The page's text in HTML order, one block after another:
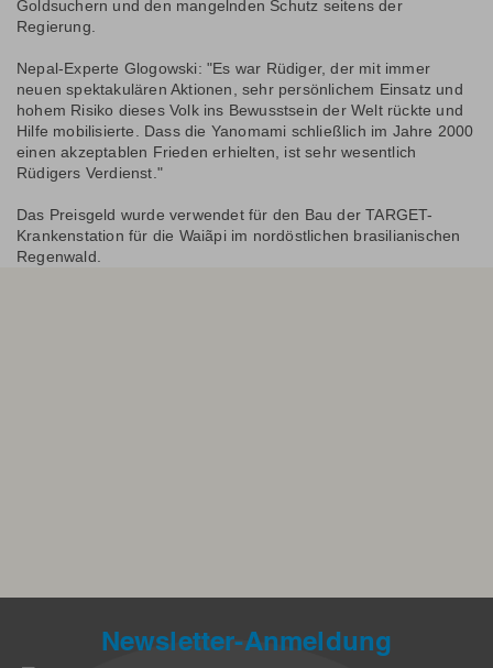
Goldsuchern und den mangelnden Schutz seitens der
Regierung.
Nepal-Experte Glogowski: "Es war Rüdiger, der mit immer
neuen spektakulären Aktionen, sehr persönlichem Einsatz und
hohem Risiko dieses Volk ins Bewusstsein der Welt rückte und
Hilfe mobilisierte. Dass die Yanomami schließlich im Jahre 2000
einen akzeptablen Frieden erhielten, ist sehr wesentlich
Rüdigers Verdienst."
Das Preisgeld wurde verwendet für den Bau der TARGET-
Krankenstation für die Waiãpi im nordöstlichen brasilianischen
Regenwald.
Newsletter-Anmeldung